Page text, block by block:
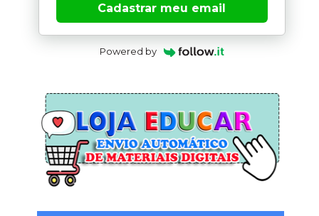
Cadastrar meu email
Powered by